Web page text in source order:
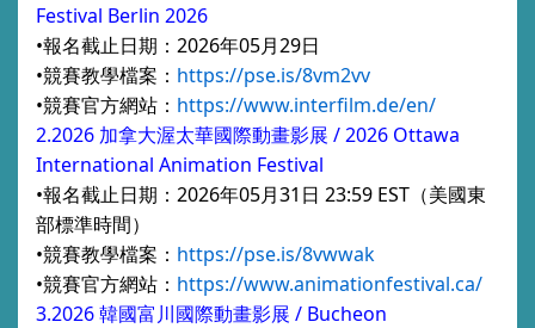
Festival Berlin 2026
•報名截止日期： 2026年05月29日
•競賽教學檔案： https://pse.is/8vm2vv
•競賽官方網站： https://www.interfilm.de/en/
2.2026 加拿大渥太華國際動畫影展 / 2026 Ottawa
International Animation Festival
•報名截止日期： 2026年05月31日 23:59 EST（美國東
部標準時間）
•競賽教學檔案： https://pse.is/8vwwak
•競賽官方網站： https://www.animationfestival.ca/
3.2026 韓國富川國際動畫影展 / Bucheon